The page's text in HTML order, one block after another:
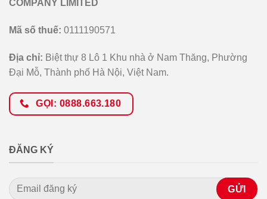
COMPANY LIMITED
Mã số thuế: 0111190571
Địa chỉ: Biệt thự 8 Lô 1 Khu nhà ở Nam Thăng, Phường
Đại Mỗ, Thành phố Hà Nội, Việt Nam.
GỌI: 0888.663.180
ĐĂNG KÝ